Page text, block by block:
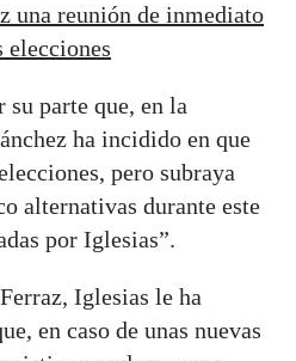
una reunión de inmediato
elecciones
parte que, en la
ha incidido en que
pero subraya
alternativas durante este
por Iglesias”.
Iglesias le ha
en caso de unas nuevas